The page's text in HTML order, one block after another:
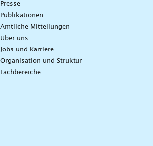
Presse
Publikationen
Amtliche Mitteilungen
Über uns
Jobs und Karriere
Organisation und Struktur
Fachbereiche